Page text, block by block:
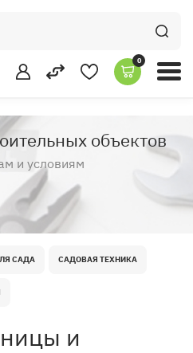
0
объектов
и условиям
САДА САДОВАЯ ТЕХНИКА
и